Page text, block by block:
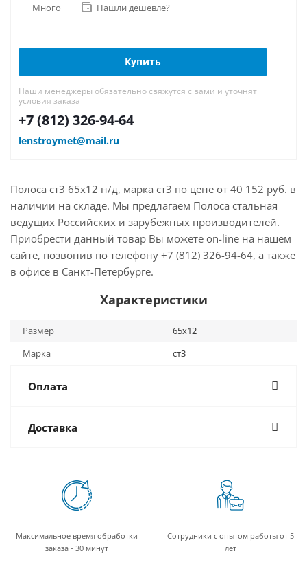
Много Нашли дешевле?
Купить
Наши менеджеры обязательно свяжутся с вами и уточнят
условия заказа
+7 (812) 326-94-64
lenstroymet@mail.ru
Полоса ст3 65х12 н/д, марка ст3 по цене от 40 152 руб. в
наличии на складе. Мы предлагаем Полоса стальная
ведущих Российских и зарубежных производителей.
Приобрести данный товар Вы можете on-line на нашем
сайте, позвонив по телефону +7 (812) 326-94-64, а также
в офисе в Санкт-Петербурге.
Характеристики
Размер
65х12
Марка
ст3
Оплата
Доставка
Максимальное время обработки
заказа - 30 минут
Сотрудники с опытом работы от 5
лет